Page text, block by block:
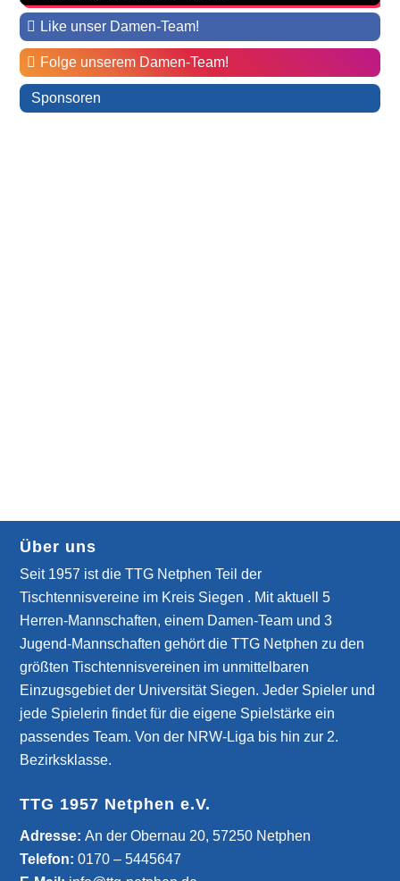
Like unser Damen-Team!
Folge unserem Damen-Team!
Sponsoren
Über uns
Seit 1957 ist die TTG Netphen Teil der
Tischtennisvereine im Kreis Siegen . Mit aktuell 5
Herren-Mannschaften, einem Damen-Team und 3
Jugend-Mannschaften gehört die TTG Netphen zu den
größten Tischtennisvereinen im unmittelbaren
Einzugsgebiet der Universität Siegen. Jeder Spieler und
jede Spielerin findet für die eigene Spielstärke ein
passendes Team. Von der NRW-Liga bis hin zur 2.
Bezirksklasse.
TTG 1957 Netphen e.V.
­Adresse:An der Obernau 20, 57250 Netphen
Telefon:0170 – 5445647